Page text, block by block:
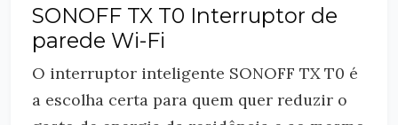
SONOFF TX T0 Interruptor de
parede Wi-Fi
O interruptor inteligente SONOFF TX T0 é
a escolha certa para quem quer reduzir o